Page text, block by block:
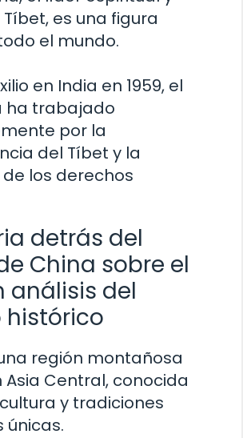
es una figura
el mundo.
en India en 1959, el
ha trabajado
por la
del Tíbet y la
los derechos
detrás del
China sobre el
análisis del
histórico
región montañosa
Central, conocida
y tradiciones
únicas.